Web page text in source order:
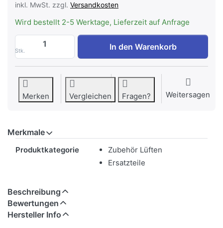
inkl. MwSt. zzgl. Versandkosten
Wird bestellt 2-5 Werktage, Lieferzeit auf Anfrage
Stk.
WESCO Fettfilter 458 x 200 x 10 mm
In den Warenkorb
Merken Vergleichen Fragen? Weitersagen
Merkmale
Produktkategorie
Zubehör Lüften
Ersatzteile
Beschreibung
Bewertungen
Hersteller Info